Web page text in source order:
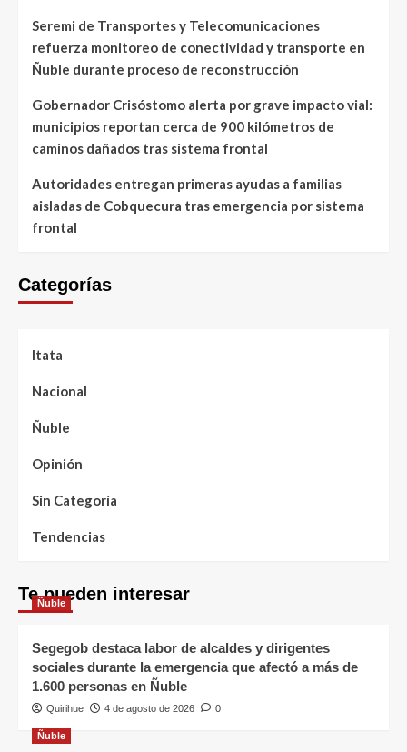
Seremi de Transportes y Telecomunicaciones
refuerza monitoreo de conectividad y transporte en
Ñuble durante proceso de reconstrucción
Gobernador Crisóstomo alerta por grave impacto vial:
municipios reportan cerca de 900 kilómetros de
caminos dañados tras sistema frontal
Autoridades entregan primeras ayudas a familias
aisladas de Cobquecura tras emergencia por sistema
frontal
Categorías
Itata
Nacional
Ñuble
Opinión
Sin Categoría
Tendencias
Te pueden interesar
Ñuble
Segegob destaca labor de alcaldes y dirigentes
sociales durante la emergencia que afectó a más de
1.600 personas en Ñuble
Quirihue 4 de agosto de 2026 0
Ñuble